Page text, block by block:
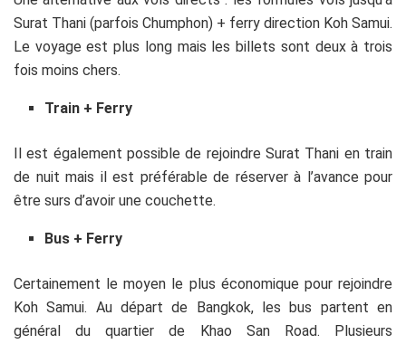
Surat Thani (parfois Chumphon) + ferry direction Koh Samui.
Le voyage est plus long mais les billets sont deux à trois
fois moins chers.
Train + Ferry
Il est également possible de rejoindre Surat Thani en train
de nuit mais il est préférable de réserver à l’avance pour
être surs d’avoir une couchette.
Bus + Ferry
Certainement le moyen le plus économique pour rejoindre
Koh Samui. Au départ de Bangkok, les bus partent en
général du quartier de Khao San Road. Plusieurs